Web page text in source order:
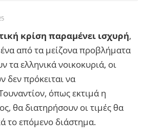
κρίση παραμένει ισχυρή,
από τα μείζονα προβλήματα
τα ελληνικά νοικοκυριά, οι
δεν πρόκειται να
όπως εκτιμά η
θα διατηρήσουν οι τιμές θα
το επόμενο διάστημα.